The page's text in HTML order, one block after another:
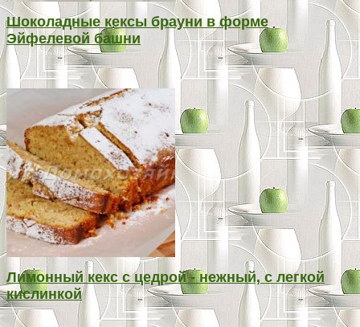
Шоколадные кексы брауни в форме
Эйфелевой башни
Лимонный кекс с цедрой - нежный, с легкой
кислинкой